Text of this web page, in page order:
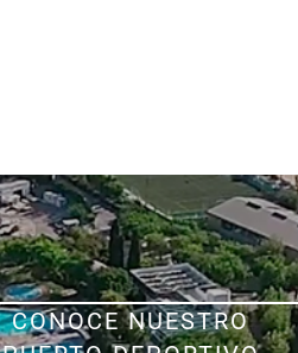
CONOCE NUESTRO